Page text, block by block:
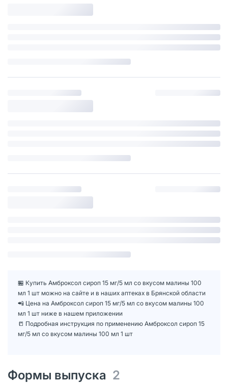
🏪 Купить Амброксол сироп 15 мг/5 мл со вкусом малины 100
мл 1 шт можно на сайте и в наших аптеках в Брянской области
📲 Цена на Амброксол сироп 15 мг/5 мл со вкусом малины 100
мл 1 шт ниже в нашем приложении
📒 Подробная инструкция по применению Амброксол сироп 15
мг/5 мл со вкусом малины 100 мл 1 шт
Формы выпуска 2